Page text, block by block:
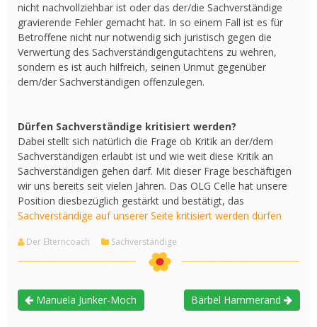
nicht nachvollziehbar ist oder das der/die Sachverständige
gravierende Fehler gemacht hat. In so einem Fall ist es für
Betroffene nicht nur notwendig sich juristisch gegen die
Verwertung des Sachverständigengutachtens zu wehren,
sondern es ist auch hilfreich, seinen Unmut gegenüber
dem/der Sachverständigen offenzulegen.
Dürfen Sachverständige kritisiert werden?
Dabei stellt sich natürlich die Frage ob Kritik an der/dem
Sachverständigen erlaubt ist und wie weit diese Kritik an
Sachverständigen gehen darf. Mit dieser Frage beschäftigen
wir uns bereits seit vielen Jahren. Das OLG Celle hat unsere
Position diesbezüglich gestärkt und bestätigt, das
Sachverständige auf unserer Seite kritisiert werden dürfen
Der Elterncoach Sachverständige
Manuela Junker-Moch Bärbel Hammerand